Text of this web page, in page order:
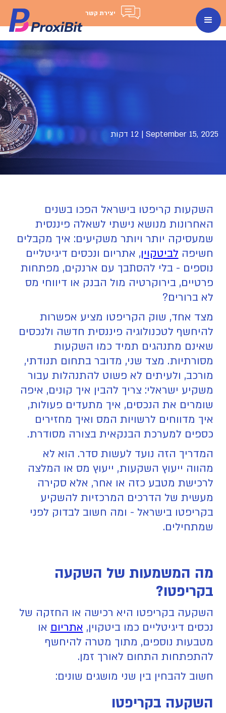
יצירת קשר
September 15, 2025
| 12 דקות
השקעות קריפטו בישראל הפכו בשנים
האחרונות מנושא נישתי לשאלה פיננסית
שמעסיקה יותר ויותר משקיעים: איך מקבלים
חשיפה לביטקוין, אתריום ונכסים דיגיטליים
נוספים - בלי להסתבך עם ארנקים, מפתחות
פרטיים, בירוקרטיה מול הבנק או דיווחי מס
לא ברורים?
מצד אחד, שוק הקריפטו מציע אפשרות
להיחשף לטכנולוגיה פיננסית חדשה ולנכסים
שאינם מתנהגים תמיד כמו השקעות
מסורתיות. מצד שני, מדובר בתחום תנודתי,
מורכב, ולעיתים לא פשוט להתנהלות עבור
משקיע ישראלי: צריך להבין איך קונים, איפה
שומרים את הנכסים, איך מתעדים פעולות,
איך מדווחים לרשויות המס ואיך מחזירים
כספים למערכת הבנקאית בצורה מסודרת.
המדריך הזה נועד לעשות סדר. הוא לא
מהווה ייעוץ השקעות, ייעוץ מס או המלצה
לרכישת מטבע כזה או אחר, אלא סקירה
מעשית של הדרכים המרכזיות להשקיע
בקריפטו בישראל - ומה חשוב לבדוק לפני
שמתחילים.
מה המשמעות של השקעה
בקריפטו?
השקעה בקריפטו היא רכישה או החזקה של
נכסים דיגיטליים כמו ביטקוין, אתריום או
מטבעות נוספים, מתוך מטרה להיחשף
להתפתחות התחום לאורך זמן.
חשוב להבחין בין שני מושגים שונים:
השקעה בקריפטו